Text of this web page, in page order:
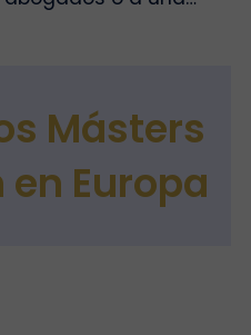
Másters
Europa